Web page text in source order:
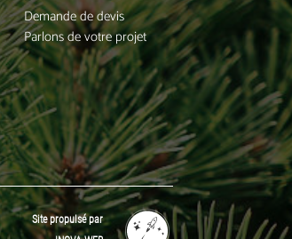
Demande de devis
Parlons de votre projet
Site propulsé par